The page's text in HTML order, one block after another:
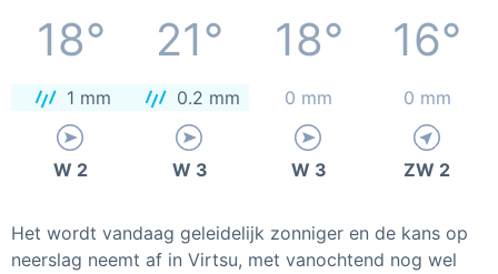
18° 21° 18° 16°
1 mm 0.2 mm 0 mm 0 mm
W 2 W 3 W 3 ZW 2
Het wordt vandaag geleidelijk zonniger en de kans op
neerslag neemt af in Virtsu, met vanochtend nog wel